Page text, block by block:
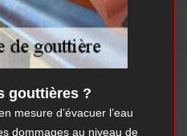
gouttières ?
mesure d’évacuer l’eau
dommages au niveau de